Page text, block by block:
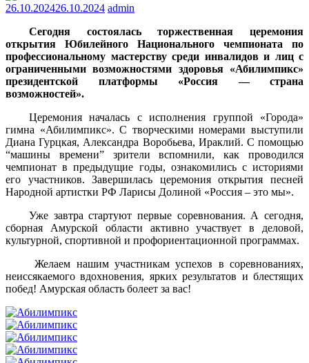
26.10.202426.10.2024 admin
Сегодня состоялась торжественная церемония
открытия Юбилейного Национального чемпионата по
профессиональному мастерству среди инвалидов и лиц с
ограниченными возможностями здоровья «Абилимпикс»
президентской платформы «Россия — страна
возможностей».
Церемония началась с исполнения группой «Города»
гимна «Абилимпикс». С творческими номерами выступили
Диана Гурцкая, Александра Воробьева, Ираклий. С помощью
“машины времени” зрители вспомнили, как проводился
чемпионат в предыдущие годы, ознакомились с историями
его участников. Завершилась церемония открытия песней
Народной артистки РФ Ларисы Долиной «Россия – это мы».
Уже завтра стартуют первые соревнования. А сегодня,
сборная Амурской области активно участвует в деловой,
культурной, спортивной и профориентационной программах.
Желаем нашим участникам успехов в соревнованиях,
неиссякаемого вдохновения, ярких результатов и блестящих
побед! Амурская область болеет за вас!